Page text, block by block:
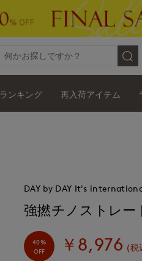
ランキング 再入荷アイテム
DAY by DAY It's
強撚チノストレー
40%
OFF
￥8,976 (税